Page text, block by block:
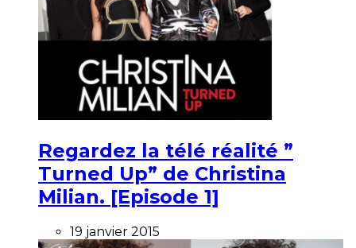
Regardez la télé réalité ”
Turned Up” de Christina
Milian. [Episode 1]
19 janvier 2015